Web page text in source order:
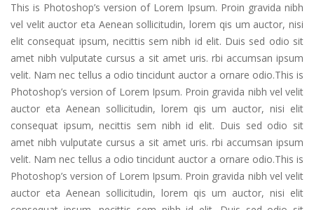
occasions
This is Photoshop’s version of Lorem Ipsum. Proin gravida nibh
vel velit auctor eta Aenean sollicitudin, lorem qis um auctor, nisi
elit consequat ipsum, necittis sem nibh id elit. Duis sed odio sit
amet nibh vulputate cursus a sit amet uris. rbi accumsan ipsum
velit. Nam nec tellus a odio tincidunt auctor a ornare odio.This is
Photoshop’s version of Lorem Ipsum. Proin gravida nibh vel velit
auctor eta Aenean sollicitudin, lorem qis um auctor, nisi elit
consequat ipsum, necittis sem nibh id elit. Duis sed odio sit
amet nibh vulputate cursus a sit amet uris. rbi accumsan ipsum
velit. Nam nec tellus a odio tincidunt auctor a ornare odio.This is
Photoshop’s version of Lorem Ipsum. Proin gravida nibh vel velit
auctor eta Aenean sollicitudin, lorem qis um auctor, nisi elit